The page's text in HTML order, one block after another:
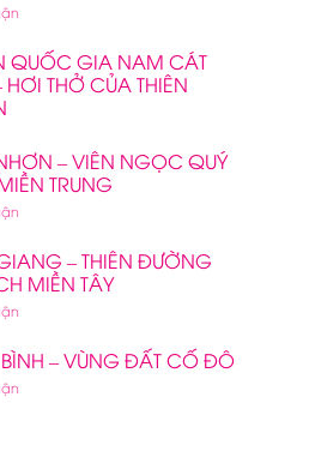
QUỐC GIA NAM CÁT
HƠI THỞ CỦA THIÊN
– VIÊN NGỌC QUÝ
TRUNG
– THIÊN ĐƯỜNG
MIỀN TÂY
– VÙNG ĐẤT CỐ ĐÔ